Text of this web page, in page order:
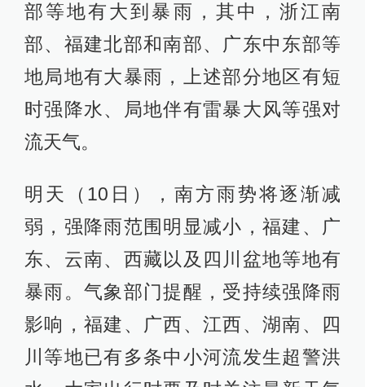
部等地有大到暴雨，其中，浙江南
部、福建北部和南部、广东中东部等
地局地有大暴雨，上述部分地区有短
时强降水、局地伴有雷暴大风等强对
流天气。
明天（10日），南方雨势将逐渐减
弱，强降雨范围明显减小，福建、广
东、云南、西藏以及四川盆地等地有
暴雨。气象部门提醒，受持续强降雨
影响，福建、广西、江西、湖南、四
川等地已有多条中小河流发生超警洪